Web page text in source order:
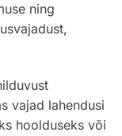
ning
vajad lahendusi
hoolduseks või